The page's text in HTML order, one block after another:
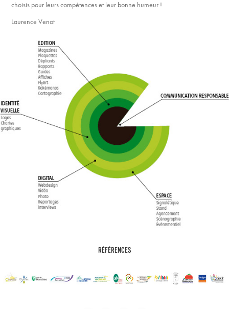
choisis pour leurs compétences et leur bonne humeur !
Laurence Venot
RÉFÉRENCES